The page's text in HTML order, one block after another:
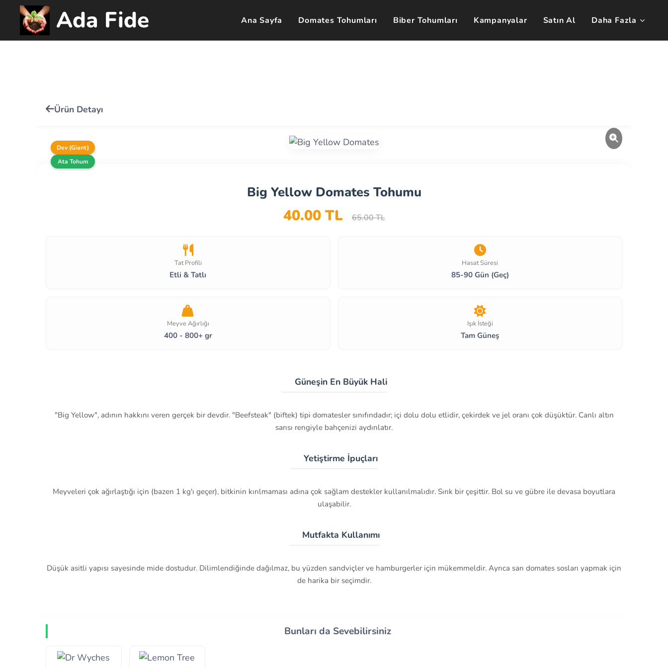
Ada Fide Ana Sayfa Domates Tohumları Biber Tohumları Kampanyalar Satın Al Daha Fazla
Ürün Detayı
Dev (Giant)
Ata Tohum
Big Yellow Domates Tohumu
40.00 TL 65.00 TL
Tat Profili
Etli & Tatlı
Hasat Süresi
85-90 Gün (Geç)
Meyve Ağırlığı
400 - 800+ gr
Işık İsteği
Tam Güneş
🍅 Güneşin En Büyük Hali
"Big Yellow", adının hakkını veren gerçek bir devdir. "Beefsteak" (biftek) tipi domatesler sınıfındadır; içi dolu dolu etlidir, çekirdek ve jel oranı çok düşüktür. Canlı altın
sarısı rengiyle bahçenizi aydınlatır.
🌱 Yetiştirme İpuçları
Meyveleri çok ağırlaştığı için (bazen 1 kg'ı geçer), bitkinin kırılmaması adına çok sağlam destekler kullanılmalıdır. Sırık bir çeşittir. Bol su ve gübre ile devasa boyutlara
ulaşabilir.
🍽️ Mutfakta Kullanımı
Düşük asitli yapısı sayesinde mide dostudur. Dilimlendiğinde dağılmaz, bu yüzden sandviçler ve hamburgerler için mükemmeldir. Ayrıca sarı domates sosları yapmak için
de harika bir seçimdir.
Bunları da Sevebilirsiniz